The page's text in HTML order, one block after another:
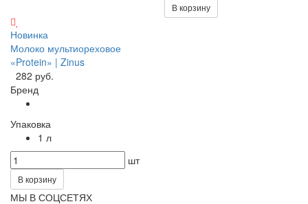
В корзину
Новинка
Молоко мультиореховое
«Protein» | Zinus
282 руб.
Бренд
Упаковка
1 л
шт
В корзину
МЫ В СОЦСЕТЯХ